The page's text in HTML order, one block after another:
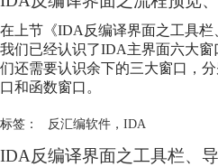
在上节《IDA 反编译界面之工具栏
我们已经认识了IDA主界面六大
们还需要认识余下的三大窗口，
口和函数窗口。
标签： 反汇编软件， IDA
IDA反编译界面之工具栏、